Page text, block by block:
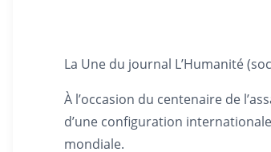
La Une du journal L’Humanité
À l’occasion du centenaire de
d’une configuration
mondiale.